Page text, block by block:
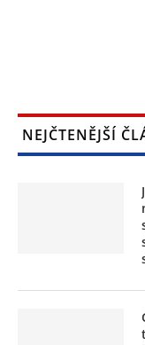
NEJČTENĚJŠÍ